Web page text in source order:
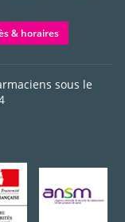
& horaires
sous le